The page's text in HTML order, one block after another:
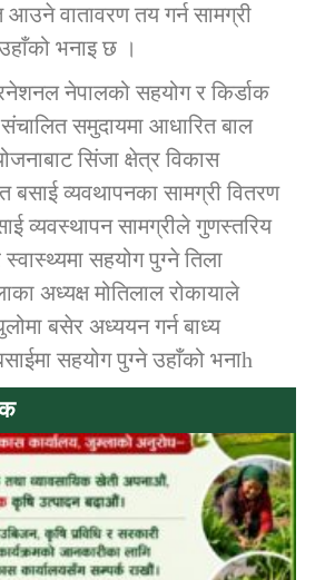
आउने वातावरण तय गर्न सामग्री
भनाइ छ ।
नेपालको सहयोग र किर्डाक
समुदायमा आधारित बाल
सिंजा क्षेत्र विकास
बसाई व्यवथापनका सामग्री वितरण
व्यवस्थापन सामग्रीले गुणस्तरिय
स्वास्थ्यमा सहयोग पुग्ने तिला
अध्यक्ष मोतिलाल रोकायाले
बसेर अध्ययन गर्न बाध्य
सहयोग पुग्ने उहाँको भनाh